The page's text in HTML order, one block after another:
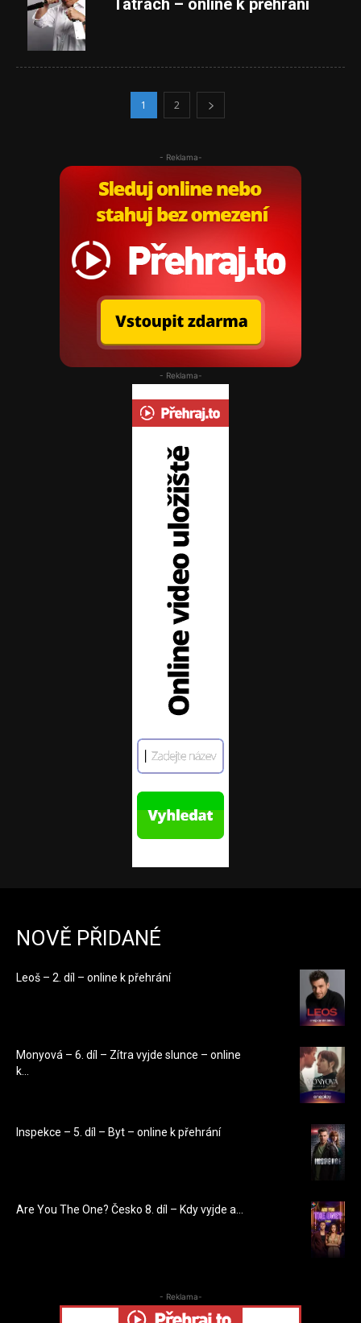
Tatrách – online k přehrání
1 2
- Reklama-
- Reklama-
NOVĚ PŘIDANÉ
Leoš – 2. díl – online k přehrání
Monyová – 6. díl – Zítra vyjde slunce – online
k...
Inspekce – 5. díl – Byt – online k přehrání
Are You The One? Česko 8. díl – Kdy vyjde a...
- Reklama-